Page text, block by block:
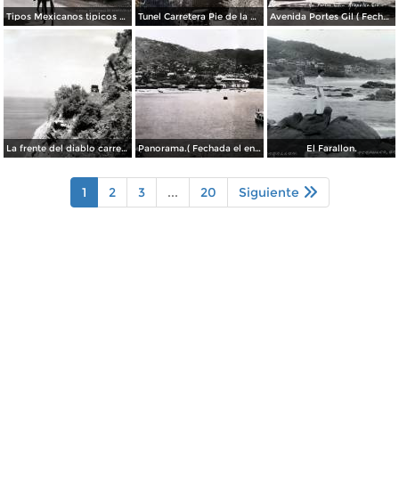
Tipos Mexicanos tipicos aguadores.. Tunel Carretera Pie de la Cuesta Acapulco . Avenida Portes Gil ( Fechada el en 1931 ).
La frente del diablo carretera Acapulo a Pie de La Cuesta ( Fechada el en 1931 ). Panorama.( Fechada el en 1931 ). El Farallon.
1 2 3 ... 20 Siguiente